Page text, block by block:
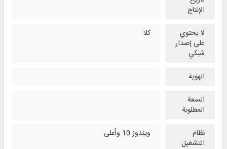
الإنتاج
لا يحتوي
على إصدار
شبكي
كلا
الهوية
السعة
المطلوبة
نظام
التشغیل
ويندوز 10 وأعلی